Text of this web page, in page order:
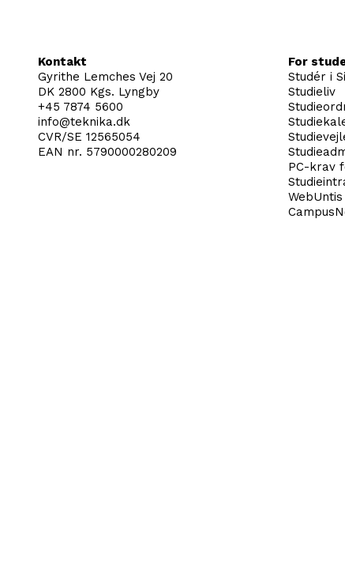
Kontakt
Gyrithe Lemches Vej 20
DK 2800 Kgs. Lyngby
+45 7874 5600
info@teknika.dk
CVR/SE 12565054
EAN nr. 5790000280209
For
Studér i
Studieliv
PC-krav
WebUntis